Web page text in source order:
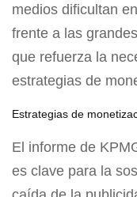
medios dificultan
frente a las
que refuerza la
estrategias de
Estrategias de
El informe de
es clave para la